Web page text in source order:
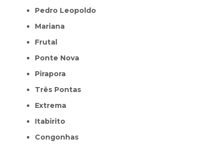
Pedro Leopoldo
Mariana
Frutal
Ponte Nova
Pirapora
Três Pontas
Extrema
Itabirito
Congonhas